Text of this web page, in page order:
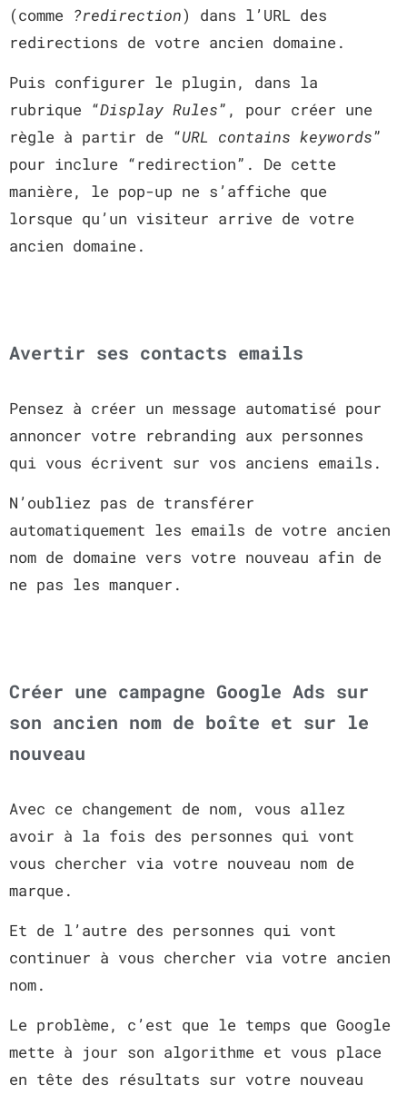
(comme ?redirection) dans l’URL des
redirections de votre ancien domaine.
Puis configurer le plugin, dans la
rubrique “Display Rules”, pour créer une
règle à partir de “URL contains keywords”
pour inclure “redirection”. De cette
manière, le pop-up ne s’affiche que
lorsque qu’un visiteur arrive de votre
ancien domaine.
Avertir ses contacts emails
Pensez à créer un message automatisé pour
annoncer votre rebranding aux personnes
qui vous écrivent sur vos anciens emails.
N’oubliez pas de transférer
automatiquement les emails de votre ancien
nom de domaine vers votre nouveau afin de
ne pas les manquer.
Créer une campagne Google Ads sur
son ancien nom de boîte et sur le
nouveau
Avec ce changement de nom, vous allez
avoir à la fois des personnes qui vont
vous chercher via votre nouveau nom de
marque.
Et de l’autre des personnes qui vont
continuer à vous chercher via votre ancien
nom.
Le problème, c’est que le temps que Google
mette à jour son algorithme et vous place
en tête des résultats sur votre nouveau